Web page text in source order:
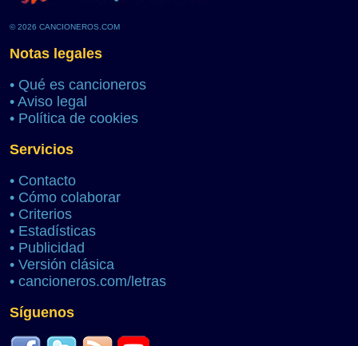
© 2026 CANCIONEROS.COM
Notas legales
• Qué es cancioneros
• Aviso legal
• Política de cookies
Servicios
• Contacto
• Cómo colaborar
• Criterios
• Estadísticas
• Publicidad
• Versión clásica
• cancioneros.com/letras
Síguenos